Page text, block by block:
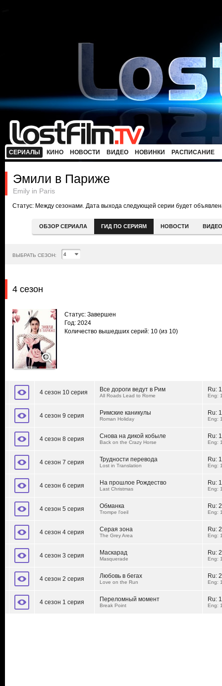
СЕРИАЛЫ КИНО НОВОСТИ ВИДЕО НОВИНКИ РАСПИСАНИЕ
Эмили в Париже
Emily in Paris
Статус: Между сезонами. Дата выхода следующей серии будет
ОБЗОР СЕРИАЛА ГИД ПО СЕРИЯМ НОВОСТИ ВИДЕО
ВЫБРАТЬ СЕЗОН:
4 сезон
Статус: Завершен
Год: 2024
Количество вышедших серий: 10 (из 10)
4 сезон 10 серия Все дороги ведут в Рим
All Roads Lead to Rome
Ru:
Eng:
4 сезон 9 серия Римские каникулы
Roman Holiday
Ru:
Eng:
4 сезон 8 серия Снова на дикой кобыле
Back on the Crazy Horse
Ru:
Eng:
4 сезон 7 серия Трудности перевода
Lost in Translation
Ru:
Eng:
4 сезон 6 серия На прошлое Рождество
Last Christmas
Ru:
Eng:
4 сезон 5 серия Обманка
Trompe l'oeil
Ru:
Eng:
4 сезон 4 серия Серая зона
The Grey Area
Ru:
Eng:
4 сезон 3 серия Маскарад
Masquerade
Ru:
Eng:
4 сезон 2 серия Любовь в бегах
Love on the Run
Ru:
Eng:
4 сезон 1 серия Переломный момент
Break Point
Ru:
Eng: